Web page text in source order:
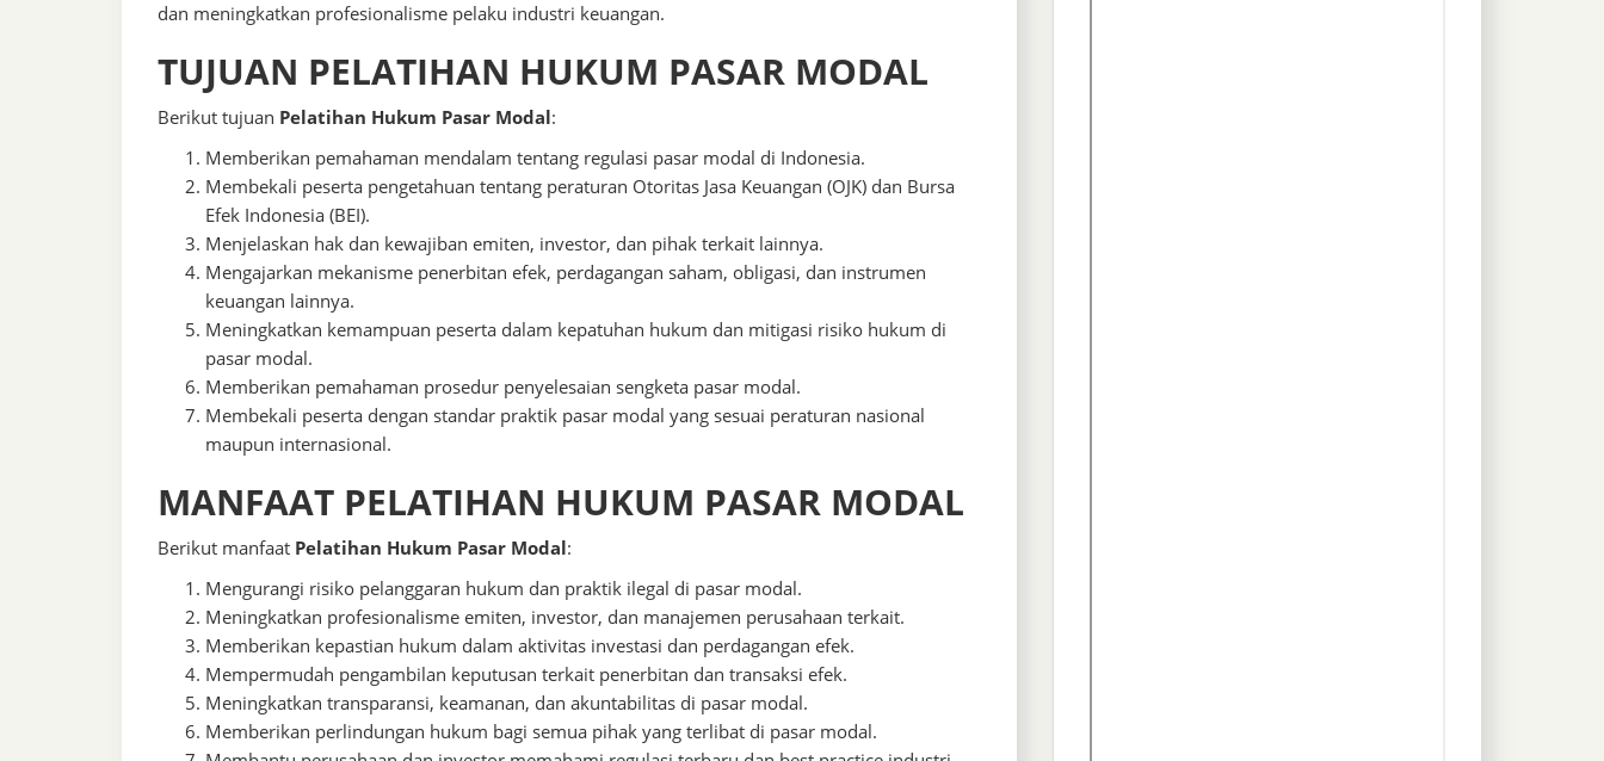
dan meningkatkan profesionalisme pelaku industri keuangan.
TUJUAN PELATIHAN HUKUM PASAR MODAL
Berikut tujuan Pelatihan Hukum Pasar Modal:
Memberikan pemahaman mendalam tentang regulasi pasar modal di Indonesia.
Membekali peserta pengetahuan tentang peraturan Otoritas Jasa Keuangan (OJK) dan Bursa
Efek Indonesia (BEI).
Menjelaskan hak dan kewajiban emiten, investor, dan pihak terkait lainnya.
Mengajarkan mekanisme penerbitan efek, perdagangan saham, obligasi, dan instrumen
keuangan lainnya.
Meningkatkan kemampuan peserta dalam kepatuhan hukum dan mitigasi risiko hukum di
pasar modal.
Memberikan pemahaman prosedur penyelesaian sengketa pasar modal.
Membekali peserta dengan standar praktik pasar modal yang sesuai peraturan nasional
maupun internasional.
MANFAAT PELATIHAN HUKUM PASAR MODAL
Berikut manfaat Pelatihan Hukum Pasar Modal:
Mengurangi risiko pelanggaran hukum dan praktik ilegal di pasar modal.
Meningkatkan profesionalisme emiten, investor, dan manajemen perusahaan terkait.
Memberikan kepastian hukum dalam aktivitas investasi dan perdagangan efek.
Mempermudah pengambilan keputusan terkait penerbitan dan transaksi efek.
Meningkatkan transparansi, keamanan, dan akuntabilitas di pasar modal.
Memberikan perlindungan hukum bagi semua pihak yang terlibat di pasar modal.